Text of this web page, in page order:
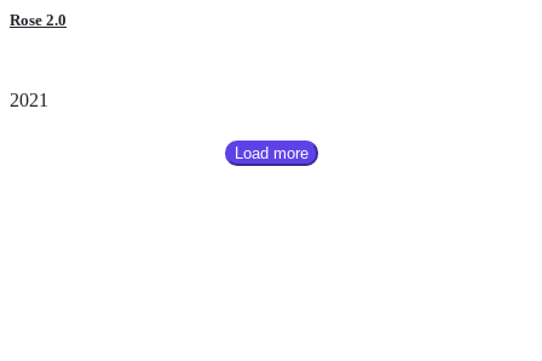
Rose 2.0
2021
Load more